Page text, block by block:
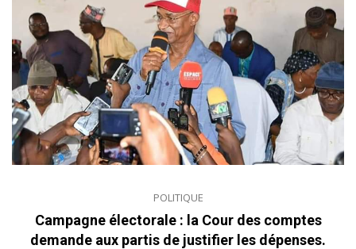
POLITIQUE
Campagne électorale : la Cour des comptes
demande aux partis de justifier les dépenses.